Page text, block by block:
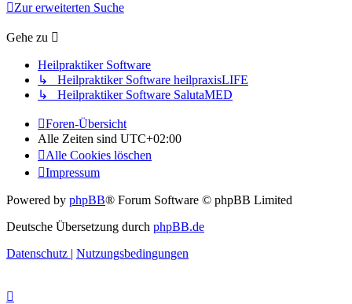
Zur erweiterten Suche
Gehe zu
Heilpraktiker Software
↳ Heilpraktiker Software heilpraxisLIFE
↳ Heilpraktiker Software SalutaMED
Foren-Übersicht
Alle Zeiten sind UTC+02:00
Alle Cookies löschen
Impressum
Powered by phpBB® Forum Software © phpBB Limited
Deutsche Übersetzung durch phpBB.de
Datenschutz
Nutzungsbedingungen